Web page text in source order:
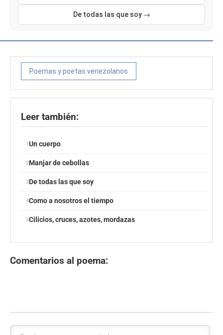
De todas las que soy →
Poemas y poetas venezolanos
Leer también:
Un cuerpo
Manjar de cebollas
De todas las que soy
Como a nosotros el tiempo
Cilicios, cruces, azotes, mordazas
Comentarios al poema: